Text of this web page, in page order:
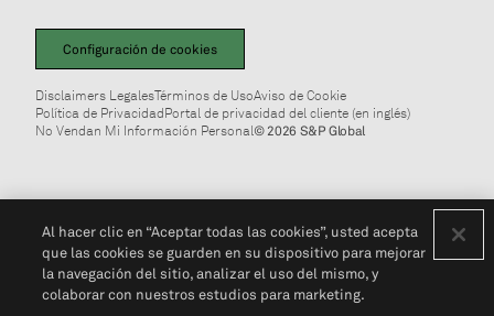
Configuración de cookies
Disclaimers LegalesTérminos de UsoAviso de Cookie
Política de PrivacidadPortal de privacidad del cliente (en inglés)
No Vendan Mi Información Personal© 2026 S&P Global
Al hacer clic en “Aceptar todas las cookies”, usted acepta
que las cookies se guarden en su dispositivo para mejorar
la navegación del sitio, analizar el uso del mismo, y
colaborar con nuestros estudios para marketing.